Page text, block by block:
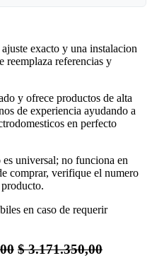
exacto y una instalacion
reemplaza referencias y
y ofrece productos de alta
de experiencia ayudando a
en perfecto
universal; no funciona en
comprar, verifique el numero
en caso de requerir
$3.171.350,00